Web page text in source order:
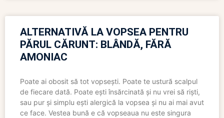
ALTERNATIVĂ LA VOPSEA PENTRU
PĂRUL CĂRUNT: BLÂNDĂ, FĂRĂ
AMONIAC
Poate ai obosit să tot vopsești. Poate te ustură scalpul
de fiecare dată. Poate ești însărcinată și nu vrei să riști,
sau pur și simplu ești alergică la vopsea și nu ai mai avut
ce face. Vestea bună e că vopseaua nu este singura